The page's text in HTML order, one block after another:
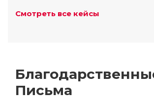
Смотреть все кейсы
Письма